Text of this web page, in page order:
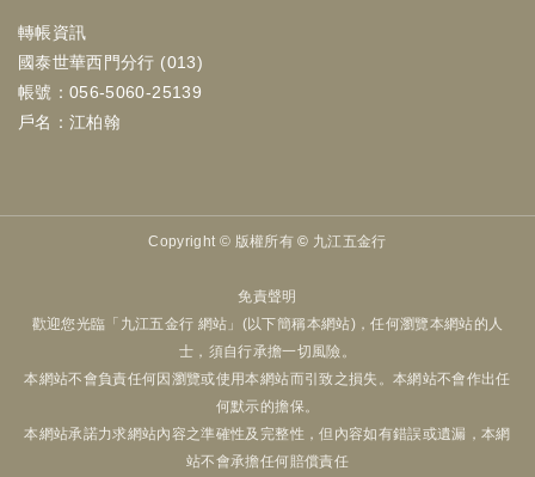
轉帳資訊
國泰世華西門分行 (013)
帳號：056-5060-25139
戶名：江柏翰
Copyright © 版權所有 © 九江五金行
免責聲明
歡迎您光臨「九江五金行 網站」(以下簡稱本網站)，任何瀏覽本網站的人
士，須自行承擔一切風險。
本網站不會負責任何因瀏覽或使用本網站而引致之損失。本網站不會作出任
何默示的擔保。
本網站承諾力求網站內容之準確性及完整性，但內容如有錯誤或遺漏，本網
站不會承擔任何賠償責任